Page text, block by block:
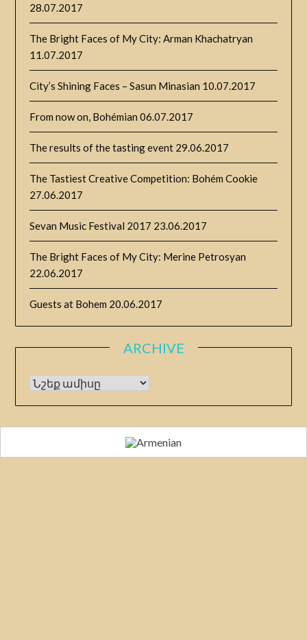
28.07.2017
The Bright Faces of My City: Arman Khachatryan
11.07.2017
City’s Shining Faces – Sasun Minasian 10.07.2017
From now on, Bohémian 06.07.2017
The results of the tasting event 29.06.2017
The Tastiest Creative Competition: Bohém Cookie
27.06.2017
Sevan Music Festival 2017 23.06.2017
The Bright Faces of My City: Merine Petrosyan
22.06.2017
Guests at Bohem 20.06.2017
ARCHIVE